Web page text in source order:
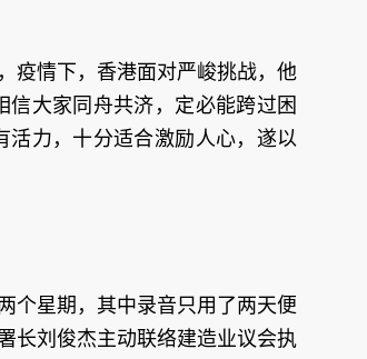
疫情下，香港面对严峻挑战，他
大家同舟共济，定必能跨过困
力，十分适合激励人心，遂以
个星期，其中录音只用了两天便
长刘俊杰主动联络建造业议会执